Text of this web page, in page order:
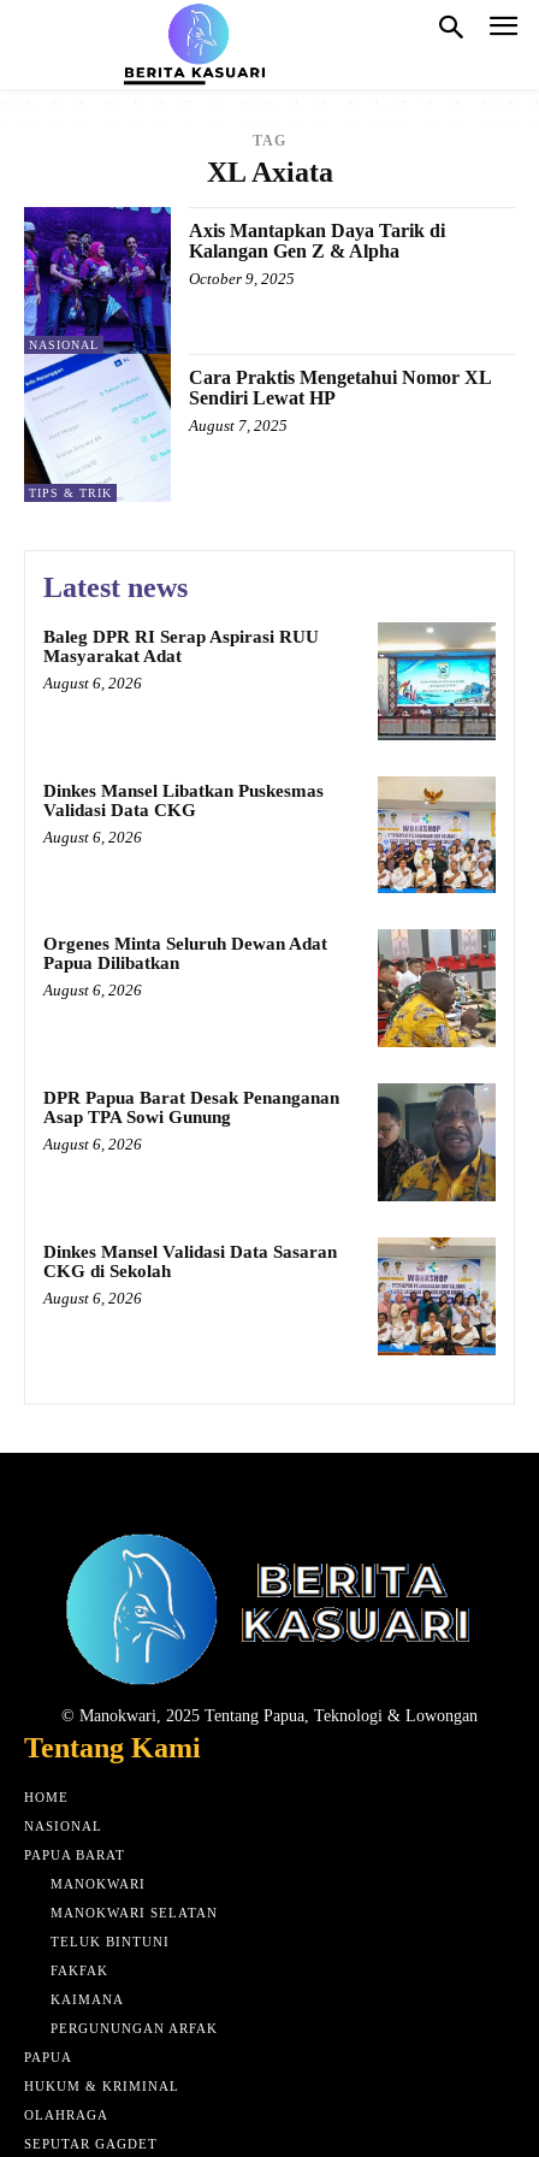
TAG
XL Axiata
NASIONAL
Axis Mantapkan Daya Tarik di
Kalangan Gen Z & Alpha
October 9, 2025
TIPS & TRIK
Cara Praktis Mengetahui Nomor XL
Sendiri Lewat HP
August 7, 2025
Latest news
Baleg DPR RI Serap Aspirasi RUU
Masyarakat Adat
August 6, 2026
Dinkes Mansel Libatkan Puskesmas
Validasi Data CKG
August 6, 2026
Orgenes Minta Seluruh Dewan Adat
Papua Dilibatkan
August 6, 2026
DPR Papua Barat Desak Penanganan
Asap TPA Sowi Gunung
August 6, 2026
Dinkes Mansel Validasi Data Sasaran
CKG di Sekolah
August 6, 2026
© Manokwari, 2025 Tentang Papua, Teknologi & Lowongan
Tentang Kami
HOME
NASIONAL
PAPUA BARAT
MANOKWARI
MANOKWARI SELATAN
TELUK BINTUNI
FAKFAK
KAIMANA
PERGUNUNGAN ARFAK
PAPUA
HUKUM & KRIMINAL
OLAHRAGA
SEPUTAR GAGDET